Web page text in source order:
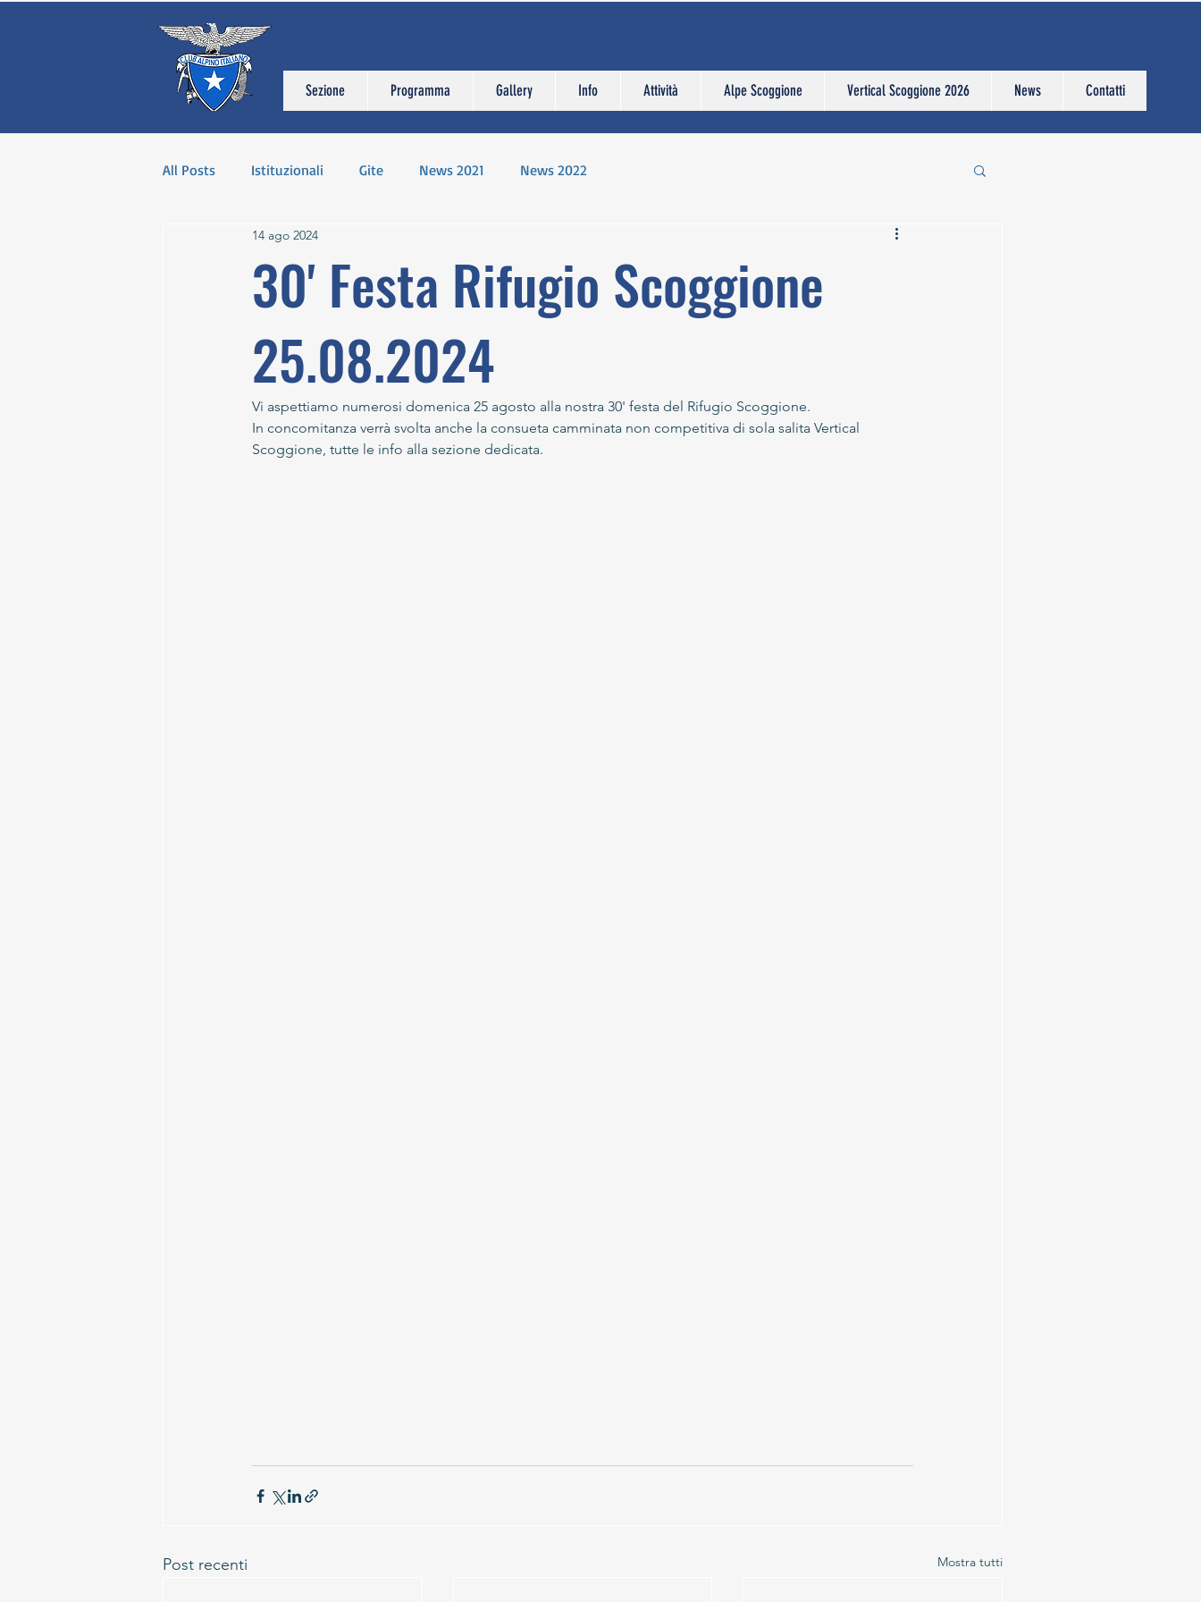
Sezione Programma Gallery Info Attività Alpe Scoggione Vertical Scoggione 2026 News Contatti
All Posts Istituzionali Gite News 2021 News 2022
30' Festa Rifugio Scoggione
25.08.2024
14 ago 2024
Vi aspettiamo numerosi domenica 25 agosto alla nostra 30' festa del Rifugio Scoggione.
In concomitanza verrà svolta anche la consueta camminata non competitiva di sola salita Vertical
Scoggione, tutte le info alla sezione dedicata.
Post recenti Mostra tutti